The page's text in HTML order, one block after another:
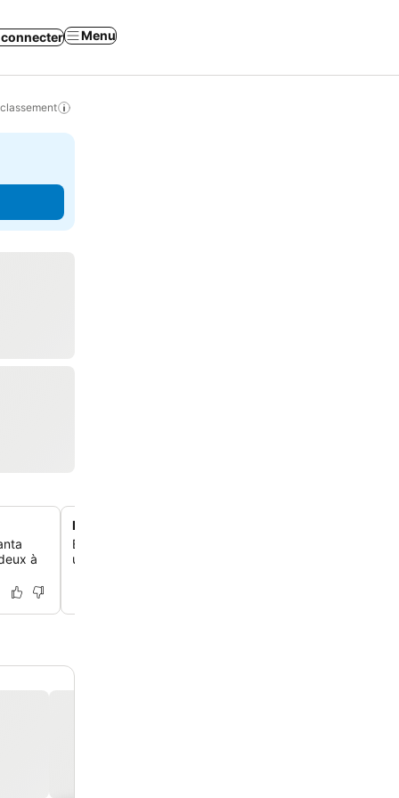
connecter Menu
à
Hébergement acceptant les animaux
Emmène tes animaux de compagnie moyennant un
une expérience de voyage en famille complète.